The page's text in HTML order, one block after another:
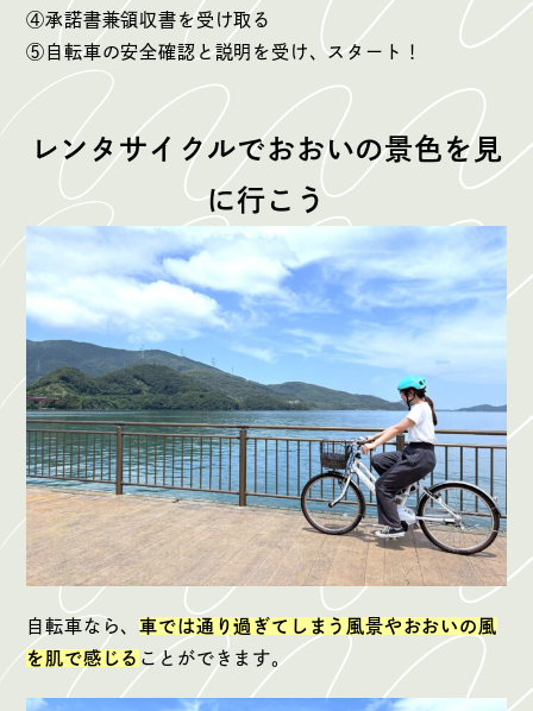
④承諾書兼領収書を受け取る
⑤自転車の安全確認と説明を受け、スタート！
レンタサイクルでおおいの景色を見
に行こう
自転車なら、 車では通り過ぎてしまう風景やおおいの風
を肌で感じる ことができます。